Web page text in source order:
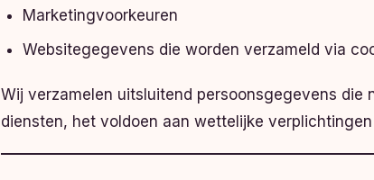
Marketingvoorkeuren
Websitegegevens die worden verzameld via
Wij verzamelen uitsluitend persoonsgegevens die
diensten, het voldoen aan wettelijke